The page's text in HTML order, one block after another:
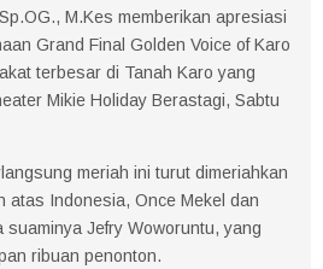
M.Kes memberikan apresiasi
Grand Final Golden Voice of Karo
terbesar di Tanah Karo yang
Mikie Holiday Berastagi, Sabtu
meriah ini turut dimeriahkan
atas Indonesia, Once Mekel dan
Jefry Woworuntu, yang
ribuan penonton.